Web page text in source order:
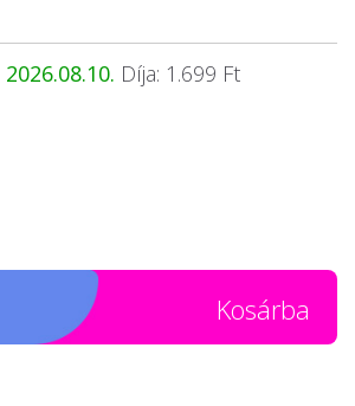
2026.08.10. Díja: 1.699 Ft
Kosárba